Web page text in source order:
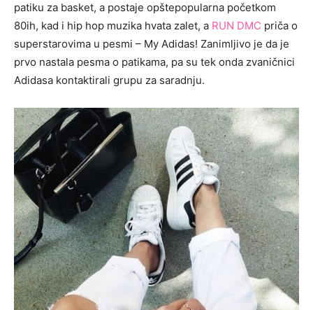
patiku za basket, a postaje opštepopularna početkom
80ih, kad i hip hop muzika hvata zalet, a RUN DMC priča o
superstarovima u pesmi – My Adidas! Zanimljivo je da je
prvo nastala pesma o patikama, pa su tek onda zvaničnici
Adidasa kontaktirali grupu za saradnju.